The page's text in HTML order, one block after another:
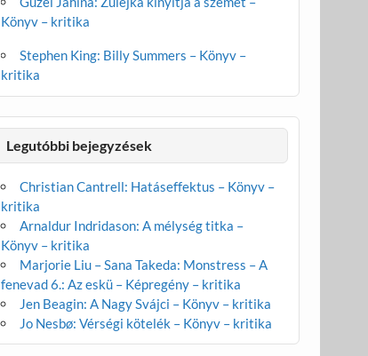
Könyv – kritika
Stephen King: Billy Summers – Könyv –
kritika
Legutóbbi bejegyzések
Christian Cantrell: Hatáseffektus – Könyv –
kritika
Arnaldur Indridason: A mélység titka –
Könyv – kritika
Marjorie Liu – Sana Takeda: Monstress – A
fenevad 6.: Az eskü – Képregény – kritika
Jen Beagin: A Nagy Svájci – Könyv – kritika
Jo Nesbø: Vérségi kötelék – Könyv – kritika